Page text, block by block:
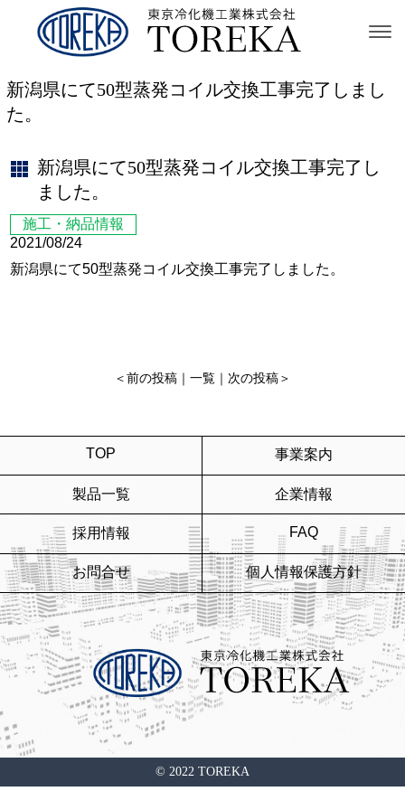
新潟県にて50型蒸発コイル交換工事完了しまし
た。
新潟県にて50型蒸発コイル交換工事完了し
ました。
施工・納品情報
2021/08/24
新潟県にて50型蒸発コイル交換工事完了しました。
＜ 前の投稿 一覧 次の投稿 ＞
TOP 事業案内
製品一覧 企業情報
採用情報 FAQ
お問合せ 個人情報保護方針
© 2022 TOREKA